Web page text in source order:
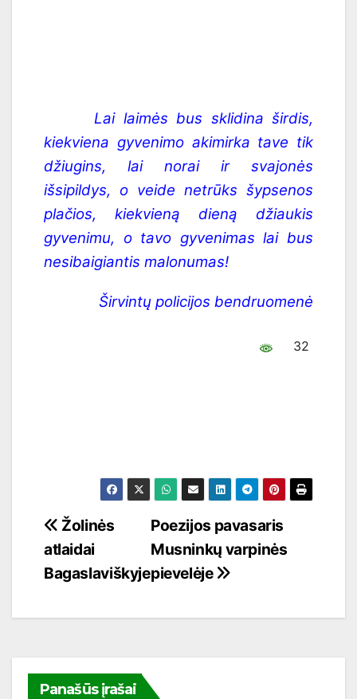
Lai laimės bus sklidina širdis,
kiekviena gyvenimo akimirka tave tik
džiugins, lai norai ir svajonės
išsipildys, o veide netrūks šypsenos
plačios, kiekvieną dieną džiaukis
gyvenimu, o tavo gyvenimas lai bus
nesibaigiantis malonumas!
Širvintų policijos bendruomenė
32
Navigacija
tarp
įrašų
Poezijos pavasaris
Musninkų varpinės
pievelėje
Žolinės
atlaidai
Bagaslaviškyje
Panašūs įrašai